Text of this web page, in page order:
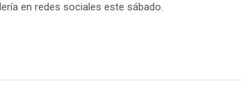
en redes sociales este sábado.